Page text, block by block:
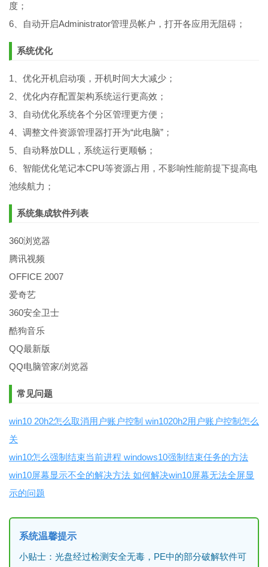
度；
6、自动开启Administrator管理员帐户，打开各应用无阻碍；
系统优化
1、优化开机启动项，开机时间大大减少；
2、优化内存配置架构系统运行更高效；
3、自动优化系统各个分区管理更方便；
4、调整文件资源管理器打开为“此电脑”；
5、自动释放DLL，系统运行更顺畅；
6、智能优化笔记本CPU等资源占用，不影响性能前提下提高电
池续航力；
系统集成软件列表
360浏览器
腾讯视频
OFFICE 2007
爱奇艺
360安全卫士
酷狗音乐
QQ最新版
QQ电脑管家/浏览器
常见问题
win10 20h2怎么取消用户账户控制 win1020h2用户账户控制怎么
关
win10怎么强制结束当前进程 windows10强制结束任务的方法
win10屏幕显示不全的解决方法 如何解决win10屏幕无法全屏显
示的问题
系统温馨提示
小贴士：光盘经过检测安全无毒，PE中的部分破解软件可